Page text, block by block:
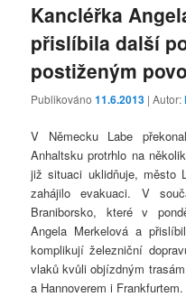
Kancléřka
přislíbila další
postiženým
Publikováno11.6.2013 | Autor:
V Německu Labe
Anhaltsku protrhlo na
již situaci uklidňuje, město
zahájilo evakuaci. V
Braniborsko, které v
Angela Merkelová a
komplikují železniční
vlaků kvůli objízdným
a Hannoverem i Frankfurtem.